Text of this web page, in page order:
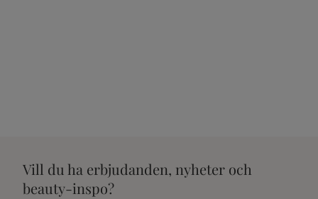
Vill du ha erbjudanden, nyheter och
beauty-inspo?